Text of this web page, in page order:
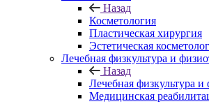
Назад
Косметология
Пластическая хирургия
Эстетическая
Лечебная физкультура и
Назад
Лечебная физкультура и
Медицинская